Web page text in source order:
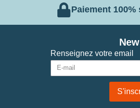
Paiement 100%
Renseignez votre email